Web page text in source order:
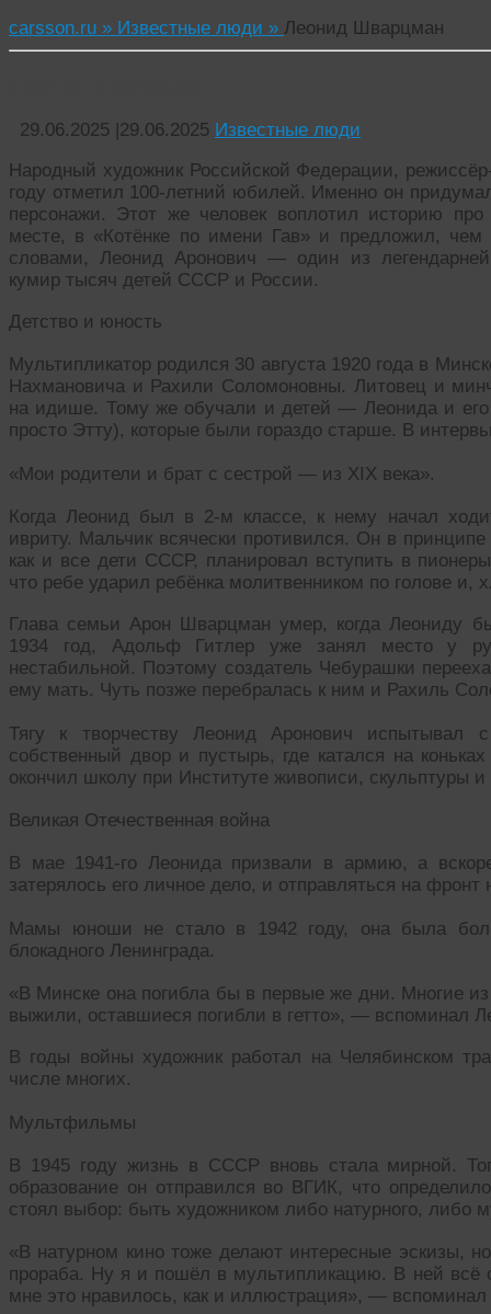
carsson.ru » Известные люди » Леонид Шварцман
29.06.2025 |29.06.2025 Известные люди
Народный художник Российской Федерации,
году отметил 100-летний юбилей. Именно он
персонажи. Этот же человек воплотил историю
месте, в «Котёнке по имени Гав» и предложил,
словами, Леонид Аронович — один из
кумир тысяч детей СССР и России.
Детство и юность
Мультипликатор родился 30 августа 1920 года в
Нахмановича и Рахили Соломоновны. Литовец и
на идише. Тому же обучали и детей — Леонида и
просто Этту), которые были гораздо старше. В
«Мои родители и брат с сестрой — из XIX века».
Когда Леонид был в 2-м классе, к нему начал
ивриту. Мальчик всячески противился. Он в
как и все дети СССР, планировал вступить в
что ребе ударил ребёнка молитвенником по голове и,
Глава семьи Арон Шварцман умер, когда Леониду
1934 год, Адольф Гитлер уже занял место у
нестабильной. Поэтому создатель Чебурашки
ему мать. Чуть позже перебралась к ним и Рахиль
Тягу к творчеству Леонид Аронович
собственный двор и пустырь, где катался на
окончил школу при Институте живописи, скульптуры
Великая Отечественная война
В мае 1941-го Леонида призвали в армию, а
затерялось его личное дело, и отправляться на
Мамы юноши не стало в 1942 году, она была
блокадного Ленинграда.
«В Минске она погибла бы в первые же дни. Многие
выжили, оставшиеся погибли в гетто», — вспоминал
В годы войны художник работал на Челябинском
числе многих.
Мультфильмы
В 1945 году жизнь в СССР вновь стала мирной.
образование он отправился во ВГИК, что
стоял выбор: быть художником либо натурного, либо
«В натурном кино тоже делают интересные эскизы,
прораба. Ну я и пошёл в мультипликацию. В ней всё
мне это нравилось, как и иллюстрация», —